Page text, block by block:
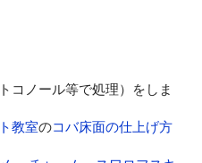
コノール等で処理）をしま
教室のコバ床面の仕上げ方